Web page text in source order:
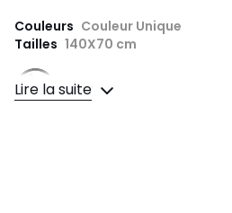
Couleurs Couleur Unique
Tailles 140X70 cm
Lire la suite